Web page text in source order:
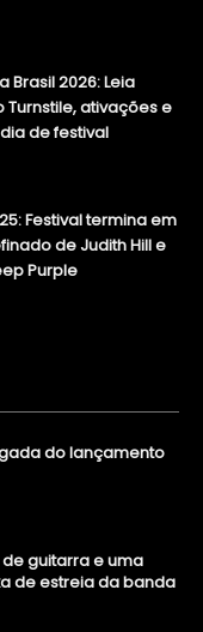
Brasil 2026: Leia
ativações e
de festival
Festival termina em
de Judith Hill e
Purple
do lançamento
guitarra e uma
de estreia da banda